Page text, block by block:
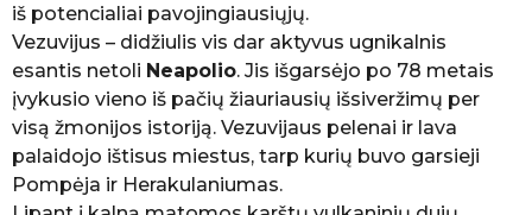
iš potencialiai pavojingiausiųjų.
Vezuvijus – didžiulis vis dar aktyvus ugnikalnis
esantis netoli Neapolio. Jis išgarsėjo po 78 metais
įvykusio vieno iš pačių žiauriausių išsiveržimų per
visą žmonijos istoriją. Vezuvijaus pelenai ir lava
palaidojo ištisus miestus, tarp kurių buvo garsieji
Pompėja ir Herakulaniumas.